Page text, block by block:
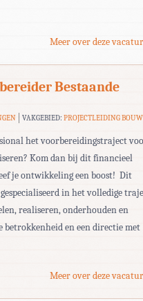
Meer over deze
Bestaande
VAKGEBIED:PROJECTLEIDING BOUW
het voorbereidingstraject
Kom dan bij dit financieel
je ontwikkeling een boost! Dit
in het volledige
realiseren, onderhouden en
betrokkenheid en een directie met
Meer over deze